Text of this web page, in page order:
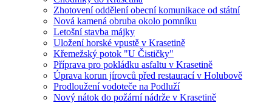
Zhotovení oddělení obecní komunikace od státní
Nová kamená obruba okolo pomníku
Letošní stavba májky
Uložení horské vpustě v Krasetině
Křemežský potok "U Čističky"
Příprava pro pokládku asfaltu v Krasetině
Úprava korun jírovců před restaurací v Holubově
Prodloužení vodoteče na Podluží
Nový nátok do požární nádrže v Krasetině